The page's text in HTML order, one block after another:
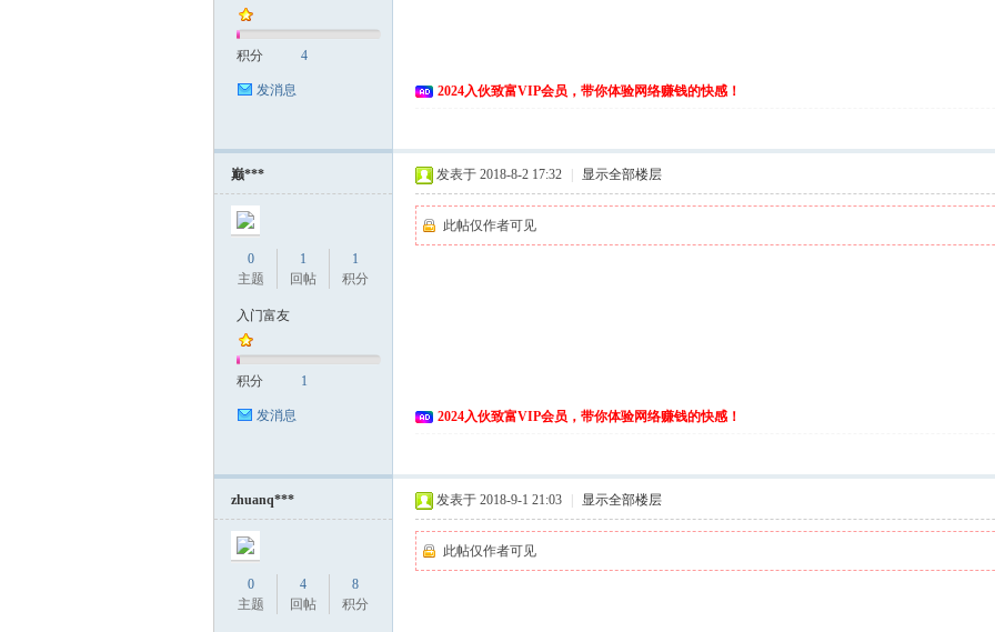
积分 4
发消息 2024入伙致富VIP会员，带你体验网络赚钱的快感！
巅***
0
主题
1
回帖
1
积分
入门富友
积分 1
发消息
发表于 2018-8-2 17:32 显示全部楼层
此帖仅作者可见
2024入伙致富VIP会员，带你体验网络赚钱的快感！
zhuanq***
0
主题
4
回帖
8
积分
发表于 2018-9-1 21:03 显示全部楼层
此帖仅作者可见